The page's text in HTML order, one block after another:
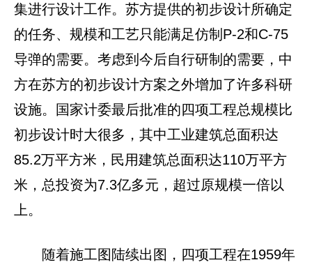
集进行设计工作。苏方提供的初步设计所确定
的任务、规模和工艺只能满足仿制P-2和C-75
导弹的需要。考虑到今后自行研制的需要，中
方在苏方的初步设计方案之外增加了许多科研
设施。国家计委最后批准的四项工程总规模比
初步设计时大很多，其中工业建筑总面积达
85.2万平方米，民用建筑总面积达110万平方
米，总投资为7.3亿多元，超过原规模一倍以
上。
随着施工图陆续出图，四项工程在1959年